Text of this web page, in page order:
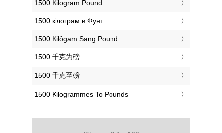
‎1500 Kilogram Pound
‎1500 кілограм в Фунт
‎1500 Kilôgam Sang Pound
‎1500 千克为磅
‎1500 千克至磅
‎1500 Kilogrammes To Pounds